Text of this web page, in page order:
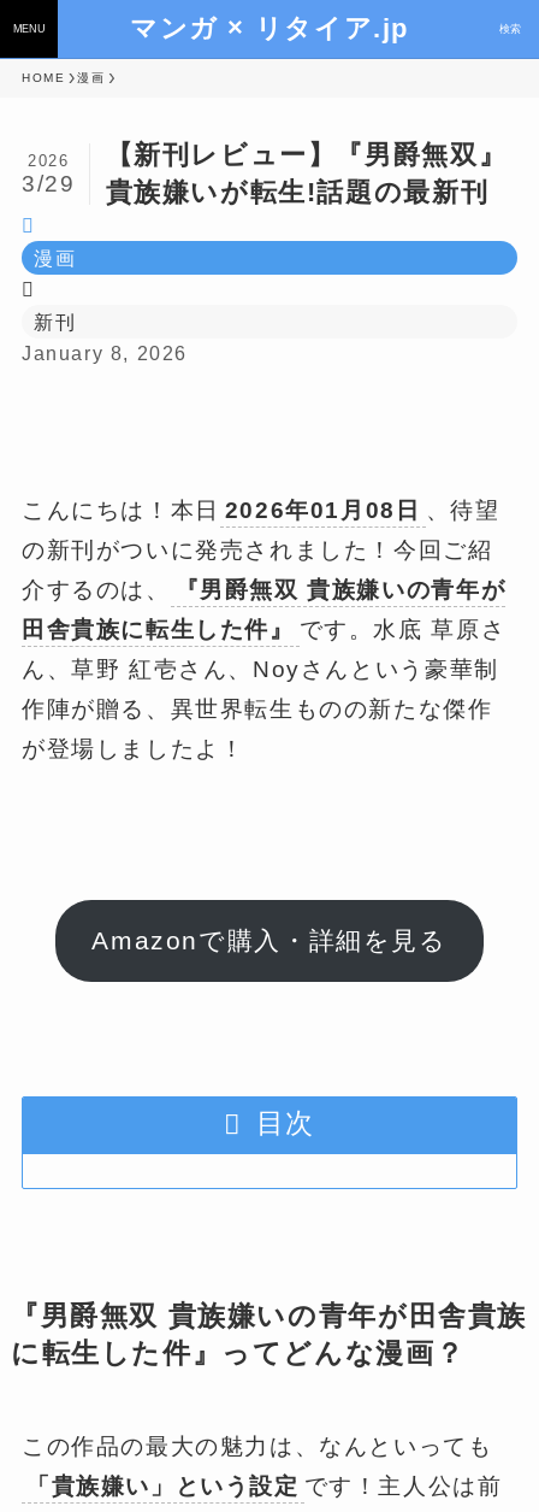
マンガ × リタイア.jp 検索
MENU
HOME 漫画
【新刊レビュー】『男爵無双』
貴族嫌いが転生!話題の最新刊
2026
3/29
漫画
新刊
January 8, 2026
こんにちは！本日 2026年01月08日 、待望
の新刊がついに発売されました！今回ご紹
介するのは、
『男爵無双 貴族嫌いの青年が
田舎貴族に転生した件』
です。水底 草原さ
ん、草野 紅壱さん、Noyさんという豪華制
作陣が贈る、異世界転生ものの新たな傑作
が登場しましたよ！
Amazonで購入・詳細を見る
目次
『男爵無双 貴族嫌いの青年が田舎貴族
に転生した件』ってどんな漫画？
この作品の最大の魅力は、なんといっても
「貴族嫌い」という設定 です！主人公は前